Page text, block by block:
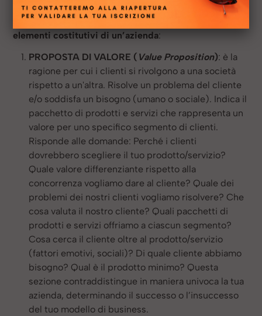
propri clienti.È un potente framework all’interno del
quale sono rappresentati sotto forma di blocchi i 9
elementi costitutivi di un’azienda:
PROPOSTA DI VALORE ( Value Proposition): è la
ragione per cui i clienti si rivolgono a una società
rispetto a un'altra. Risolve un problema del cliente
e/o soddisfa un bisogno (umano o sociale). Indica il
pacchetto di prodotti e servizi che rappresenta un
valore per uno specifico segmento di clienti.
Risponde alle domande: Perché i clienti
dovrebbero scegliere il tuo prodotto/servizio?
Quale valore differenziante rispetto alla
concorrenza vogliamo dare al cliente? Quale dei
problemi dei nostri clienti vogliamo risolvere? Che
cosa valuta il nostro cliente? Quali pacchetti di
prodotti e servizi offriamo a ciascun segmento?
Cosa cerca il cliente oltre al prodotto/servizio
(fattori emotivi, sociali)? Di quale cliente abbiamo
bisogno? Qual è il prodotto minimo? Questa
sezione contraddistingue in maniera univoca la tua
azienda, determinando il successo o l’insuccesso
del tuo modello di business.